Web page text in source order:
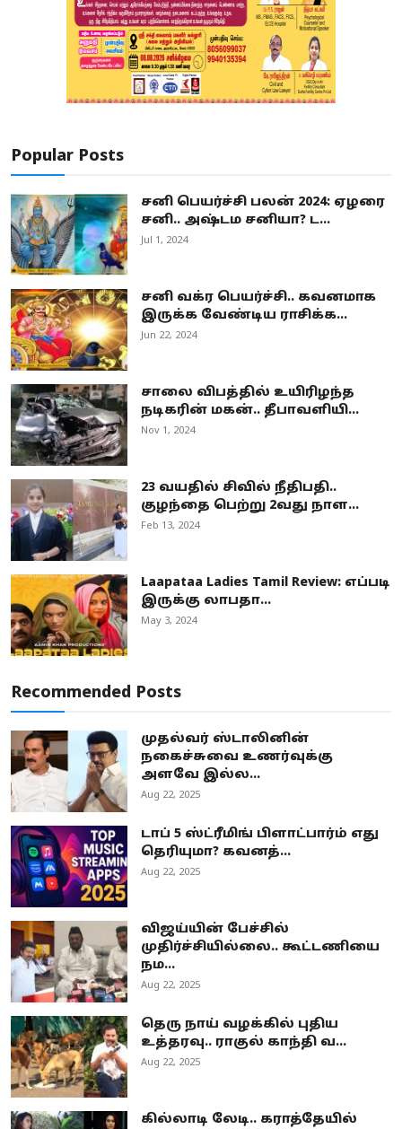
Popular Posts
சனி பெயர்ச்சி பலன் 2024: ஏழரை
சனி.. அஷ்டம சனியா? ட...
Jul 1, 2024
சனி வக்ர பெயர்ச்சி.. கவனமாக
இருக்க வேண்டிய ராசிக்க...
Jun 22, 2024
சாலை விபத்தில் உயிரிழந்த
நடிகரின் மகன்.. தீபாவளியி...
Nov 1, 2024
23 வயதில் சிவில் நீதிபதி..
குழந்தை பெற்று 2வது நாள...
Feb 13, 2024
Laapataa Ladies Tamil Review: எப்படி
இருக்கு லாபதா...
May 3, 2024
Recommended Posts
முதல்வர் ஸ்டாலினின்
நகைச்சுவை உணர்வுக்கு
அளவே இல்ல...
Aug 22, 2025
டாப் 5 ஸ்ட்ரீமிங் பிளாட்பார்ம் எது
தெரியுமா? கவனத்...
Aug 22, 2025
விஜய்யின் பேச்சில்
முதிர்ச்சியில்லை.. கூட்டணியை
நம...
Aug 22, 2025
தெரு நாய் வழக்கில் புதிய
உத்தரவு.. ராகுல் காந்தி வ...
Aug 22, 2025
கில்லாடி லேடி.. கராத்தேயில்